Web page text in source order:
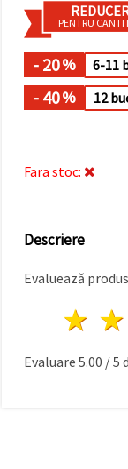
toate!" Sau
să vă
indicați
preferințele
în setări
selectând
un tip de
cookie -uri
"Salvați"
toate!
PENTRU
- 20% 6-11
- 40% 12
Fara stoc:
Descriere
Evaluează
1
Evaluare 5.00 /5